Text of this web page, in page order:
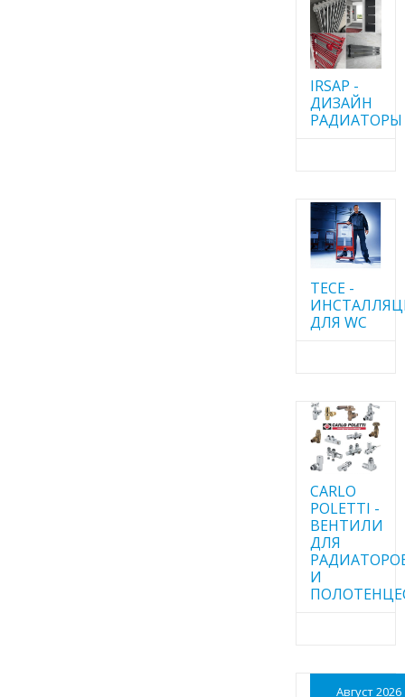
IRSAP -
ДИЗАЙН
РАДИАТОРЫ
TECE -
ДЛЯ WC
CARLO
POLETTI -
ВЕНТИЛИ
ДЛЯ
И
Август 2026